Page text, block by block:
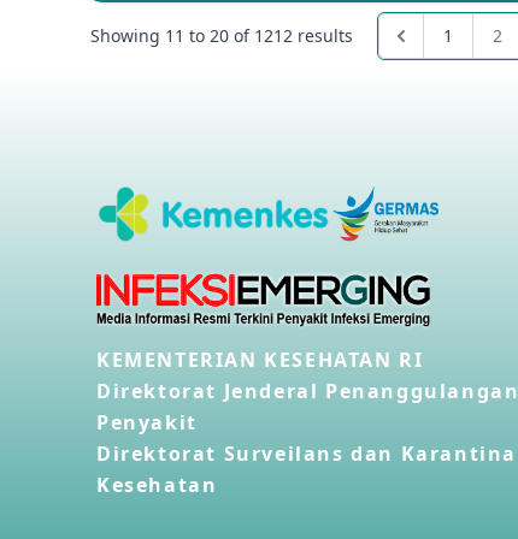
Showing 11 to 20 of 1212 results 1 2
KEMENTERIAN KESEHATAN RI
Direktorat Jenderal Penanggulangan
Penyakit
Direktorat Surveilans dan Karantina
Kesehatan